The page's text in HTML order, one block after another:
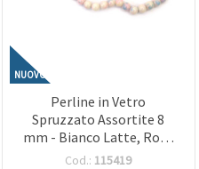
NUOVO
Perline in Vetro
Spruzzato Assortite 8
mm - Bianco Latte, Rosa
e Blu, Foro 1 mm, Filo
Cod.: 115419